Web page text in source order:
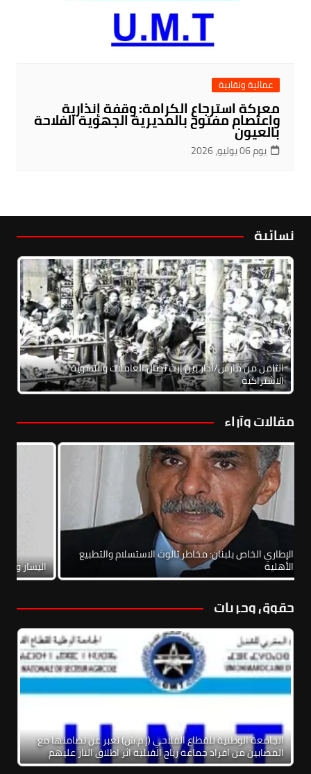
عمالية ونقابية
معركة استرجاع الكرامة: وقفة إنذارية
واعتصام مفتوح بالمديرية الجهوية الفلاحة
بالعيون
يوم 06 يوليو، 2026
نسائية
الثامن من مارس/آذار بين إرث نضال العاملات والنسوية
الاشتراكية
مقالات وآراء
الاتفاق الإطاري الخاص بلبنان: مخاطر ثالوث الاستسلام والتطبيع
والحرب الأهلية
حقوق وحريات
الجامعة الوطنية للقطاع الفلاحي (إ.م.ش) تعبر عن تضامنها مع
المصابين من افراد جماعة رياح القبلية اثر اطلاق النار عليهم